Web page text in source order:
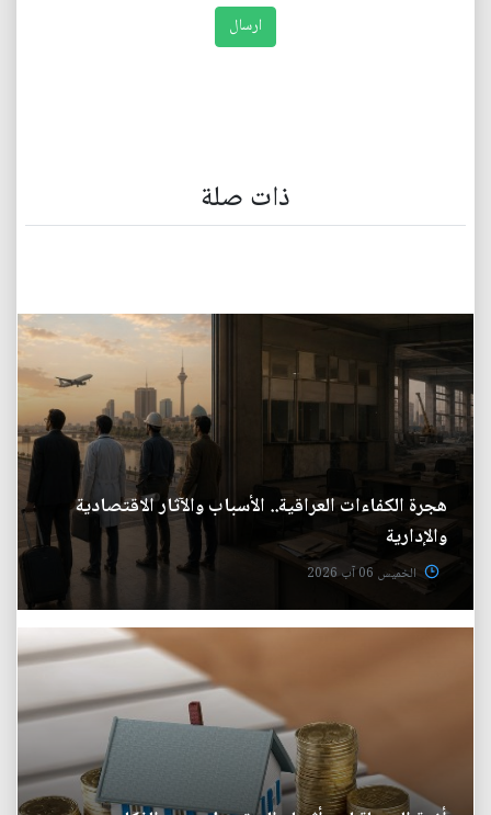
ذات صلة
هجرة الكفاءات العراقية.. الأسباب والآثار الاقتصادية
والإدارية
الخميس 06 آب 2026